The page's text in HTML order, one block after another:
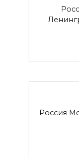
Россия